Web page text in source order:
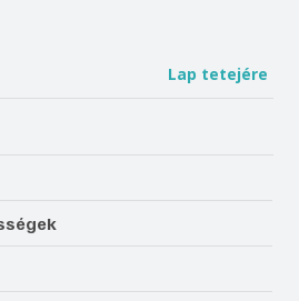
Lap tetejére